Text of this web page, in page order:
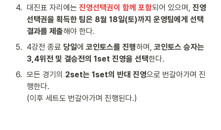
4. 대진표 자리에는 진영선택권이 함께 포함되어 있으며, 진영
선택권을 획득한 팀은 8월 18일(토)까지 운영팀에게 선택
결과를 제출해야 한다.
5. 4강전 종료 당일에 코인토스를 진행하며, 코인토스 승자는
3,4위전 및 결승전의 1set 진영을 선택한다.
6. 모든 경기의 2set는 1set의 반대 진영으로 번갈아가며 진
행한다.
(이후 세트도 번갈아가며 진행된다.)